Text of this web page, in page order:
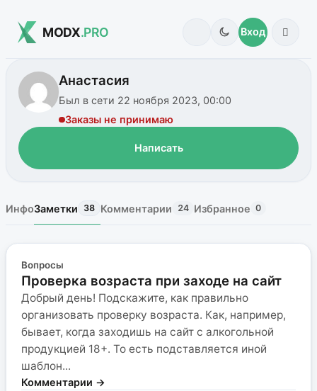
MODX.PRO Вход
Анастасия
Был в сети 22 ноября 2023, 00:00
Заказы не принимаю
Написать
ИнфоЗаметки 38 Комментарии 24 Избранное 0
Вопросы
Проверка возраста при заходе на сайт
Добрый день! Подскажите, как правильно
организовать проверку возраста. Как, например,
бывает, когда заходишь на сайт с алкогольной
продукцией 18+. То есть подставляется иной
шаблон...
Комментарии →